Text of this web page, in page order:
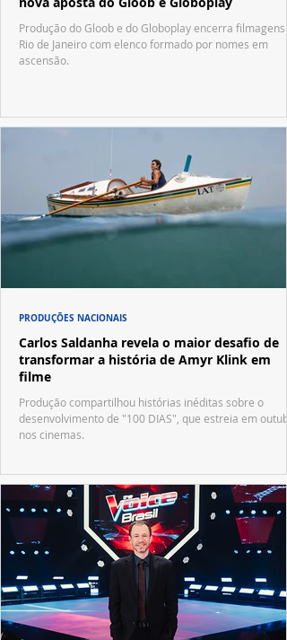
Produção do Gloob e do Globoplay encerra filmagens
Rio de Janeiro com elenco formado por nomes em
ascensão.
Carlos Saldanha revela o maior desafio de
transformar a história de Amyr Klink em
filme
Produção compartilhou histórias inéditas sobre o
desenvolvimento de "100 DIAS", que estreia em
nos cinemas.
PRODUÇÕES NACIONAIS